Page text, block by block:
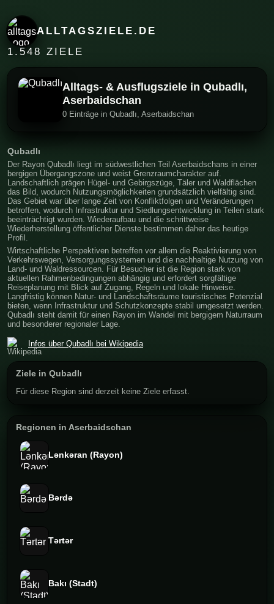
ALLTAGSZIELE.DE
1.548 ZIELE
Alltags- & Ausflugsziele in Qubadlı,
Aserbaidschan
0 Einträge in Qubadlı, Aserbaidschan
Qubadlı
Der Rayon Qubadlı liegt im südwestlichen Teil Aserbaidschans in einer
bergigen Übergangszone und weist Grenzraumcharakter auf.
Landschaftlich prägen Hügel- und Gebirgszüge, Täler und Waldflächen
das Bild, wodurch Nutzungsmöglichkeiten grundsätzlich vielfältig sind.
Das Gebiet war über lange Zeit von Konfliktfolgen und Veränderungen
betroffen, wodurch Infrastruktur und Siedlungsentwicklung in Teilen stark
beeinträchtigt wurden. Wiederaufbau und die schrittweise
Wiederherstellung öffentlicher Dienste bestimmen daher das heutige
Profil.
Wirtschaftliche Perspektiven betreffen vor allem die Reaktivierung von
Verkehrswegen, Versorgungssystemen und die nachhaltige Nutzung von
Land- und Waldressourcen. Für Besucher ist die Region stark von
aktuellen Rahmenbedingungen abhängig und erfordert sorgfältige
Reiseplanung mit Blick auf Zugang, Regeln und lokale Hinweise.
Langfristig können Natur- und Landschaftsräume touristisches Potenzial
bieten, wenn Infrastruktur und Schutzkonzepte stabil umgesetzt werden.
Qubadlı steht damit für einen Rayon im Wandel mit bergigem Naturraum
und besonderer regionaler Lage.
Infos über Qubadlı bei Wikipedia
Ziele in Qubadlı
Für diese Region sind derzeit keine Ziele erfasst.
Regionen in Aserbaidschan
Lənkəran (Rayon)
Bərdə
Tərtər
Bakı (Stadt)